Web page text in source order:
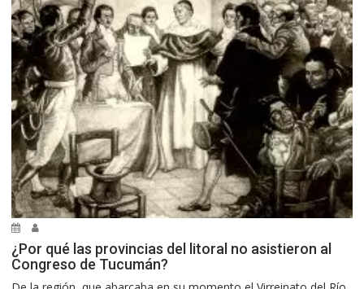
¿Por qué las provincias del litoral no asistieron al
Congreso de Tucumán?